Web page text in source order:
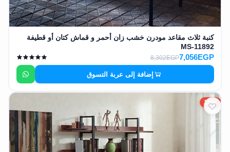
كنبة ثلاث مقاعد مودرن خشب زان أحمر و قماش كتان أو قطيفة
MS-11892
7,056EGP
8,302EGP
إضافة إلى عربة التسوق
15%